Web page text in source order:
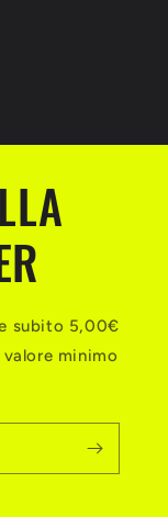
subito 5,00€
minimo